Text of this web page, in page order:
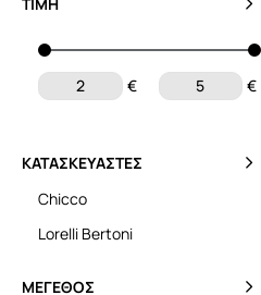
€ €
ΚΑΤΑΣΚΕΥΑΣΤΈΣ
Chicco
Lorelli Bertoni
ΜΈΓΕΘΟΣ